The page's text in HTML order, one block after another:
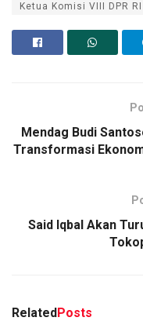
Ketua Komisi VIII DPR
Mendag Budi
Transformasi
Said Iqbal Akan
RelatedPosts